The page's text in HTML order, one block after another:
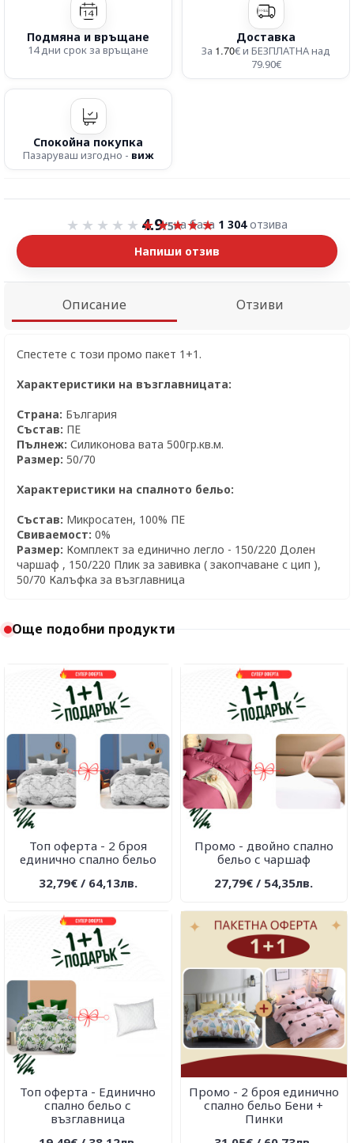
Подмяна и връщане
14 дни срок за връщане
Доставка
За 1.70€ и БЕЗПЛАТНА над
79.90€
Спокойна покупка
Пазаруваш изгодно - виж
Оценка 4.9 от 5
4.9/5на база 1 304отзива
Напиши отзив
Описание Отзиви
Спестете с този промо пакет 1+1.
Характеристики на възглавницата:
Страна: България
Състав: ПЕ
Пълнеж: Силиконова вата 500гр.кв.м.
Размер: 50/70
Характеристики на спалното бельо:
Състав: Микросатен, 100% ПЕ
Свиваемост: 0%
Размер: Комплект за единично легло - 150/220 Долен
чаршаф , 150/220 Плик за завивка ( закопчаване с цип ),
50/70 Калъфка за възглавница
Още подобни продукти
Топ оферта - 2 броя
единично спално бельо
32,79€ / 64,13лв.
Промо - двойно спално
бельо с чаршаф
27,79€ / 54,35лв.
Топ оферта - Единично
спално бельо с
възглавница
Промо - 2 броя единично
спално бельо Бени +
Пинки